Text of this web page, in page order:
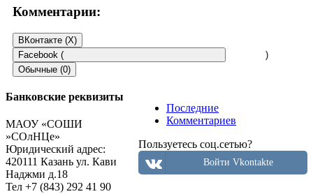
Комментарии:
ВКонтакте (X)
Facebook (
)
Обычные (0)
Пользуетесь соц.сетью?
Войти Vkontakte
Последние
Комментариев
Пользуетесь соц.сетью?
Войти Vkontakte
Банковские реквизиты
МАОУ «СОШИ
»СОлНЦе»
Юридический адрес:
420111 Казань ул. Кави
Наджми д.18
Тел +7 (843) 292 41 90